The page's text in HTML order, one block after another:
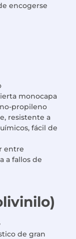
encogerse
monocapa
propileno
resistente a
fácil de
entre
a fallos de
de gran